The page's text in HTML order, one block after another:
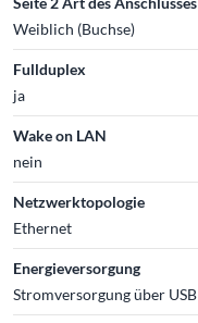
Weiblich (Buchse)
Fullduplex
ja
Wake on LAN
nein
Netzwerktopologie
Ethernet
Energieversorgung
Stromversorgung über USB